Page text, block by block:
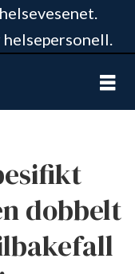
dobbelt